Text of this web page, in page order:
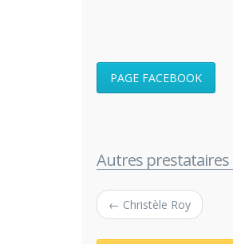
PAGE FACEBOOK
Autres prestataires
← Christèle Roy